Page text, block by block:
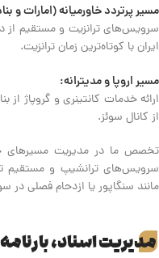
مسیر پرتردد خاورمیانه (امارات و
ایران با کوتاه‌ترین زمان ترانزیت.
مسیر اروپا و مدیترانه:
ارائه خدمات کانتینری و گروپاژ از
از کانال سوئز.
تخصص ما در مدیریت مسیرهای
سرویس‌های ترانشیپ و مستقیم
مانند سنگاپور یا ازدحام فصلی در
مدیریت اسناد،